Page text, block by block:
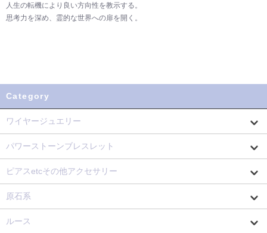
人生の転機により良い方向性を教示する。
思考力を深め、霊的な世界への扉を開く。
Category
ワイヤージュエリー
パワーストーンブレスレット
ピアスetcその他アクセサリー
原石系
ルース